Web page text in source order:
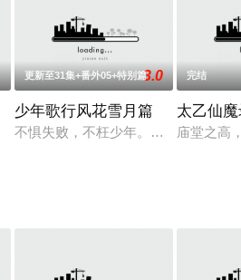
画
光铠，头戴噬魂紫金盔，脚踏浮云
更新至31集+番外05+特别篇3.0
少年歌行风花雪月篇
不惧失败，不枉少年。萧瑟、雷无桀
完结
太乙仙
庙堂之高